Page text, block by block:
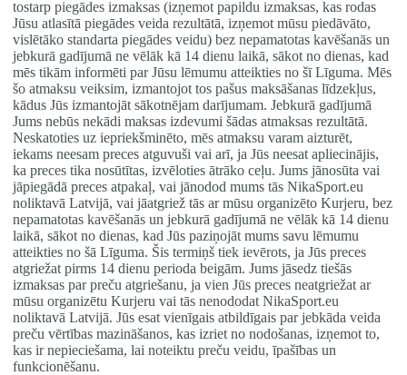
tostarp piegādes izmaksas (izņemot papildu izmaksas, kas rodas
Jūsu atlasītā piegādes veida rezultātā, izņemot mūsu piedāvāto,
vislētāko standarta piegādes veidu) bez nepamatotas kavēšanās un
jebkurā gadījumā ne vēlāk kā 14 dienu laikā, sākot no dienas, kad
mēs tikām informēti par Jūsu lēmumu atteikties no šī Līguma. Mēs
šo atmaksu veiksim, izmantojot tos pašus maksāšanas līdzekļus,
kādus Jūs izmantojāt sākotnējam darījumam. Jebkurā gadījumā
Jums nebūs nekādi maksas izdevumi šādas atmaksas rezultātā.
Neskatoties uz iepriekšminēto, mēs atmaksu varam aizturēt,
iekams neesam preces atguvuši vai arī, ja Jūs neesat apliecinājis,
ka preces tika nosūtītas, izvēloties ātrāko ceļu. Jums jānosūta vai
jāpiegādā preces atpakaļ, vai jānodod mums tās NikaSport.eu
noliktavā Latvijā, vai jāatgriež tās ar mūsu organizēto Kurjeru, bez
nepamatotas kavēšanās un jebkurā gadījumā ne vēlāk kā 14 dienu
laikā, sākot no dienas, kad Jūs paziņojāt mums savu lēmumu
atteikties no šā Līguma. Šis termiņš tiek ievērots, ja Jūs preces
atgriežat pirms 14 dienu perioda beigām. Jums jāsedz tiešās
izmaksas par preču atgriešanu, ja vien Jūs preces neatgriežat ar
mūsu organizētu Kurjeru vai tās nenododat NikaSport.eu
noliktavā Latvijā. Jūs esat vienīgais atbildīgais par jebkāda veida
preču vērtības mazināšanos, kas izriet no nodošanas, izņemot to,
kas ir nepieciešama, lai noteiktu preču veidu, īpašības un
funkcionēšanu.